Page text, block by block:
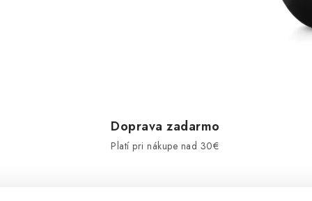
Doprava zadarmo
Platí pri nákupe nad 30€